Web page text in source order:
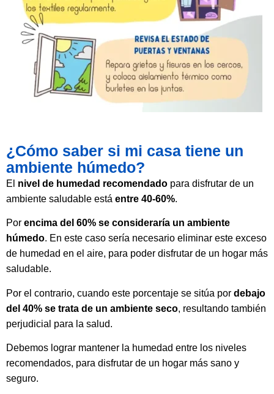
¿Cómo saber si mi casa tiene un
ambiente húmedo?
El nivel de humedad recomendado para disfrutar de un
ambiente saludable está entre 40-60%.
Por encima del 60% se consideraría un ambiente
húmedo. En este caso sería necesario eliminar este exceso
de humedad en el aire, para poder disfrutar de un hogar más
saludable.
Por el contrario, cuando este porcentaje se sitúa por debajo
del 40% se trata de un ambiente seco, resultando también
perjudicial para la salud.
Debemos lograr mantener la humedad entre los niveles
recomendados, para disfrutar de un hogar más sano y
seguro.